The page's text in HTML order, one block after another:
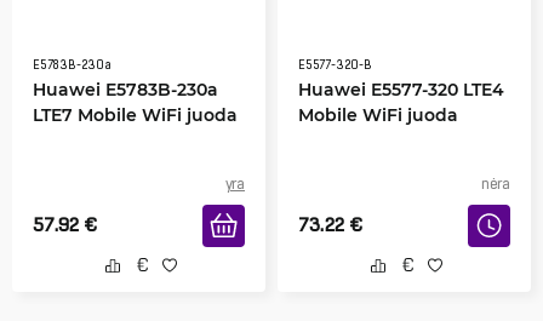
E5783B-230a
Huawei E5783B-230a
LTE7 Mobile WiFi juoda
yra
57.92 €
E5577-320-B
Huawei E5577-320 LTE4
Mobile WiFi juoda
nėra
73.22 €